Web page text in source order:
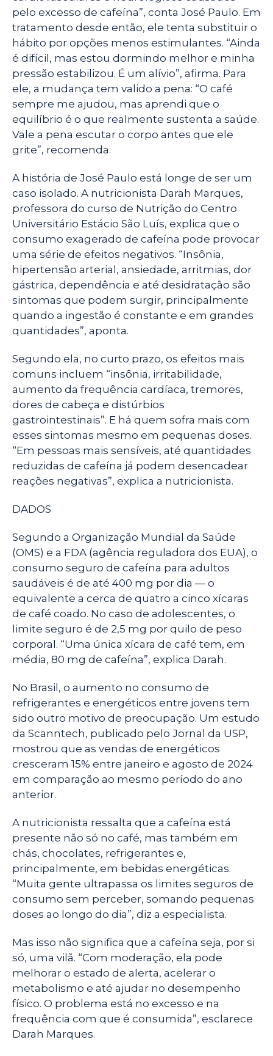
pelo excesso de cafeína”, conta José Paulo. Em
tratamento desde então, ele tenta substituir o
hábito por opções menos estimulantes. “Ainda
é difícil, mas estou dormindo melhor e minha
pressão estabilizou. É um alívio”, afirma. Para
ele, a mudança tem valido a pena: “O café
sempre me ajudou, mas aprendi que o
equilíbrio é o que realmente sustenta a saúde.
Vale a pena escutar o corpo antes que ele
grite”, recomenda.
A história de José Paulo está longe de ser um
caso isolado. A nutricionista Darah Marques,
professora do curso de Nutrição do Centro
Universitário Estácio São Luís, explica que o
consumo exagerado de cafeína pode provocar
uma série de efeitos negativos. “Insônia,
hipertensão arterial, ansiedade, arritmias, dor
gástrica, dependência e até desidratação são
sintomas que podem surgir, principalmente
quando a ingestão é constante e em grandes
quantidades”, aponta.
Segundo ela, no curto prazo, os efeitos mais
comuns incluem “insônia, irritabilidade,
aumento da frequência cardíaca, tremores,
dores de cabeça e distúrbios
gastrointestinais”. E há quem sofra mais com
esses sintomas mesmo em pequenas doses.
“Em pessoas mais sensíveis, até quantidades
reduzidas de cafeína já podem desencadear
reações negativas”, explica a nutricionista.
DADOS
Segundo a Organização Mundial da Saúde
(OMS) e a FDA (agência reguladora dos EUA), o
consumo seguro de cafeína para adultos
saudáveis é de até 400 mg por dia — o
equivalente a cerca de quatro a cinco xícaras
de café coado. No caso de adolescentes, o
limite seguro é de 2,5 mg por quilo de peso
corporal. “Uma única xícara de café tem, em
média, 80 mg de cafeína”, explica Darah.
No Brasil, o aumento no consumo de
refrigerantes e energéticos entre jovens tem
sido outro motivo de preocupação. Um estudo
da Scanntech, publicado pelo Jornal da USP,
mostrou que as vendas de energéticos
cresceram 15% entre janeiro e agosto de 2024
em comparação ao mesmo período do ano
anterior.
A nutricionista ressalta que a cafeína está
presente não só no café, mas também em
chás, chocolates, refrigerantes e,
principalmente, em bebidas energéticas.
“Muita gente ultrapassa os limites seguros de
consumo sem perceber, somando pequenas
doses ao longo do dia”, diz a especialista.
Mas isso não significa que a cafeína seja, por si
só, uma vilã. “Com moderação, ela pode
melhorar o estado de alerta, acelerar o
metabolismo e até ajudar no desempenho
físico. O problema está no excesso e na
frequência com que é consumida”, esclarece
Darah Marques.